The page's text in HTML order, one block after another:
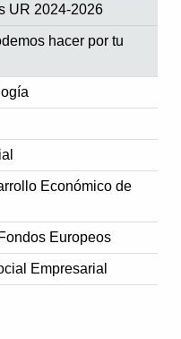
UR 2024-2026
hacer por tu
Económico de
Europeos
Empresarial